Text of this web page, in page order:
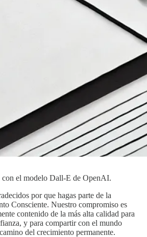
con el modelo Dall-E de OpenAI.
por que hagas parte de la
Consciente. Nuestro compromiso es
contenido de la más alta calidad para
y para compartir con el mundo
del crecimiento permanente.